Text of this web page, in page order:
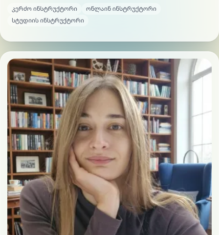
კერძო ინსტრუქტორი
ონლაინ ინსტრუქტორი
სტუდიის ინსტრუქტორი